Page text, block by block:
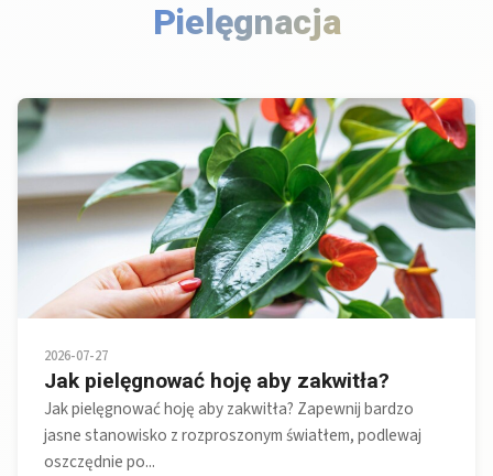
Pielęgnacja
2026-07-27
Jak pielęgnować hoję aby zakwitła?
Jak pielęgnować hoję aby zakwitła? Zapewnij bardzo
jasne stanowisko z rozproszonym światłem, podlewaj
oszczędnie po...